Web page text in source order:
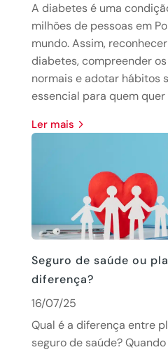
A diabetes é uma
milhões de pessoas em
mundo. Assim,
diabetes, compreender
normais e adotar hábitos
essencial para quem
Ler mais
Seguro de saúde ou
diferença?
16/07/25
Qual é a diferença entre
seguro de saúde?